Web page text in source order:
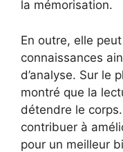
la mémorisation.
En outre, elle
connaissances
d’analyse. Sur le
montré que la
détendre le
contribuer à
pour un meilleur